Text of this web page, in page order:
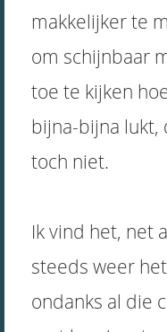
makkelijker te
om schijnbaar
toe te kijken
bijna-bijna lukt,
toch niet.
Ik vind het, net
steeds weer
ondanks al die